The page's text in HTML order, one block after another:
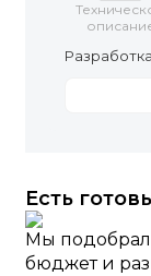
Есть
Мы
бюджет и